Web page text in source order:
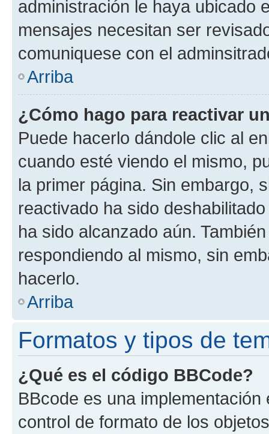
administración le haya ubicado
mensajes necesitan ser
comuniquese con el
Arriba
¿Cómo hago para reactivar
Puede hacerlo dándole clic al
cuando esté viendo el mismo,
la primer página. Sin embargo,
reactivado ha sido
ha sido alcanzado aún.
respondiendo al mismo, sin
hacerlo.
Arriba
Formatos y tipos de
¿Qué es el código BBCode?
BBcode es una
control de formato de los